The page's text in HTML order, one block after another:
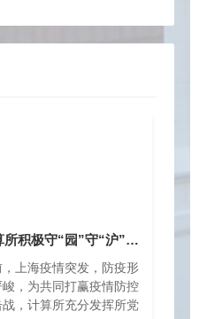
计算所积极守“园”守“沪”，同心协力，共同抗疫
，上海疫情突发，防疫形
峻，为共同打赢疫情防控
战，计算所充分发挥所党